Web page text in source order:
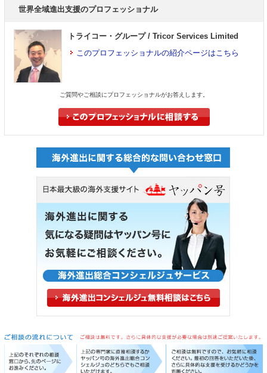
世界全域進出支援のプロフェッショナル
トライコー・グループ / Tricor Services Limited
このプロフェッショナルの紹介ページはこちら
ご質問やご相談にプロフェッショナルがお答えします。